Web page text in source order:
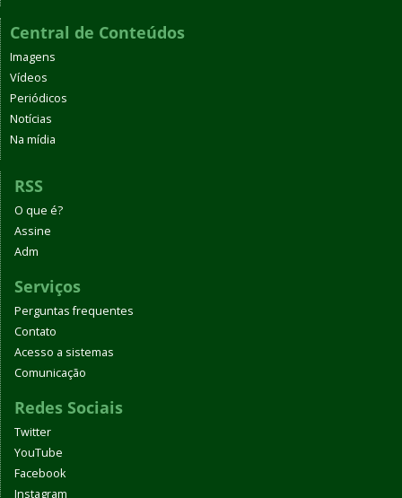
Central de Conteúdos
Imagens
Vídeos
Periódicos
Notícias
Na mídia
RSS
O que é?
Assine
Adm
Serviços
Perguntas frequentes
Contato
Acesso a sistemas
Comunicação
Redes Sociais
Twitter
YouTube
Facebook
Instagram